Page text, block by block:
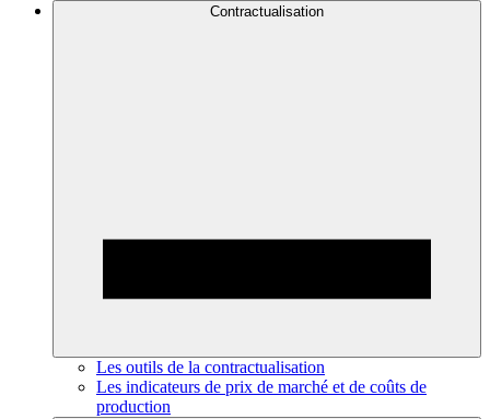
Contractualisation
Les outils de la contractualisation
Les indicateurs de prix de marché et de coûts de
production